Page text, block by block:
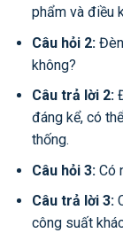
phẩm và điều
Câu hỏi 2:Đèn
không?
Câu trả lời 2:
đáng kể, có
thống.
Câu hỏi 3:Có
Câu trả lời 3:
công suất